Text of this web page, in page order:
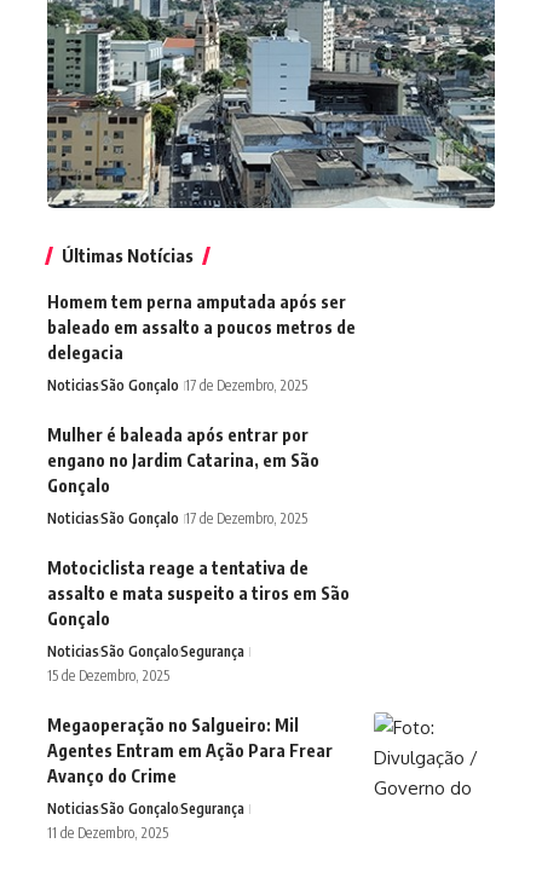
Últimas Notícias
Homem tem perna amputada após ser
baleado em assalto a poucos metros de
delegacia
NoticiasSão Gonçalo 17 de Dezembro, 2025
Mulher é baleada após entrar por
engano no Jardim Catarina, em São
Gonçalo
NoticiasSão Gonçalo 17 de Dezembro, 2025
Motociclista reage a tentativa de
assalto e mata suspeito a tiros em São
Gonçalo
NoticiasSão GonçaloSegurança
15 de Dezembro, 2025
Megaoperação no Salgueiro: Mil
Agentes Entram em Ação Para Frear
Avanço do Crime
NoticiasSão GonçaloSegurança
11 de Dezembro, 2025